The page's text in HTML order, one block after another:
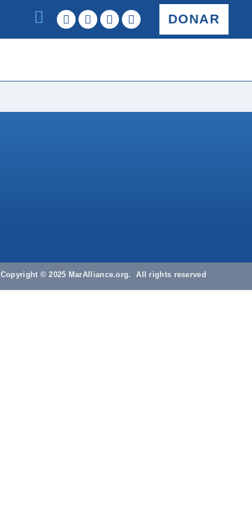
DONAR
Copyright © 2025 MarAlliance.org. All rights reserved